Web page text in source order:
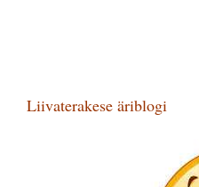
Liivaterakese äriblogi